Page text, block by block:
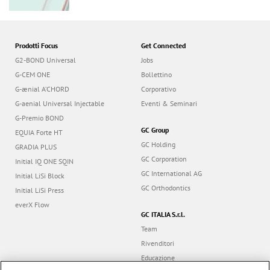
Prodotti Focus
G2-BOND Universal
G-CEM ONE
G-ænial A’CHORD
G-aenial Universal Injectable
G-Premio BOND
EQUIA Forte HT
GRADIA PLUS
Initial IQ ONE SQIN
Initial LiSi Block
Initial LiSi Press
everX Flow
Get Connected
Jobs
Bollettino
Corporativo
Eventi & Seminari
GC Group
GC Holding
GC Corporation
GC International AG
GC Orthodontics
GC ITALIA S.r.l.
Team
Rivenditori
Educazione